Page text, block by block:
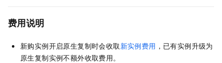
费用说明
新购实例开启原生复制时会收取 新实例费用 ，已有实例升级为
原生复制实例不额外收取费用。